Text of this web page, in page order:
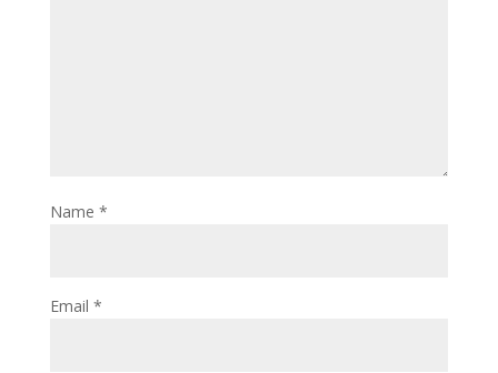
Name *
Email *